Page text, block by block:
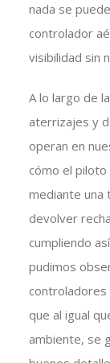
nada se
controlador
visibilidad sin
A lo largo de
aterrizajes y
operan en
cómo el
mediante una
devolver
cumpliendo
pudimos
que al igual
ambiente, se